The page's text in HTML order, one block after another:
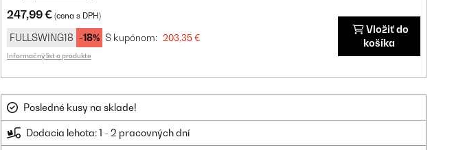
247,99 € (cena s DPH)
FULLSWING18 -18% S kupónom: 203,35 €
Informačný list o produkte
Vložiť do
košíka
Posledné kusy na sklade!
Dodacia lehota: 1 - 2 pracovných dní